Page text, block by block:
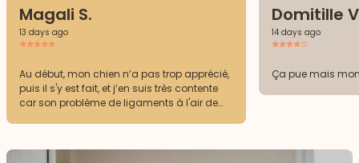
Magali S.
13 days ago
Au début, mon chien n’a pas trop apprécié,
puis il s'y est fait, et j’en suis très contente
car son problème de ligaments à l'air de
Domitille
14 days ago
Ça pue mais